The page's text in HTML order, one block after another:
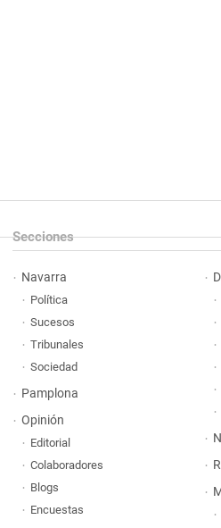
Secciones
Navarra
Política
Sucesos
Tribunales
Sociedad
Pamplona
Opinión
Editorial
Colaboradores
Blogs
Encuestas